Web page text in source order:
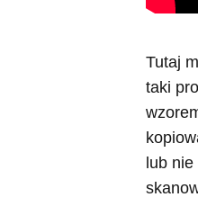
Tutaj
taki
lub